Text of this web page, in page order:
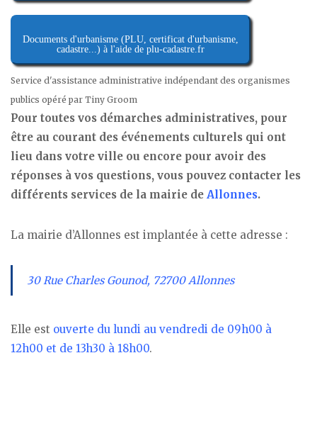
Documents d'urbanisme (PLU, certificat d'urbanisme,
cadastre...) à l'aide de plu-cadastre.fr
Service d'assistance administrative indépendant des organismes
publics opéré par Tiny Groom
Pour toutes vos démarches administratives, pour
être au courant des événements culturels qui ont
lieu dans votre ville ou encore pour avoir des
réponses à vos questions, vous pouvez contacter les
différents services de la mairie de Allonnes.
La mairie d’Allonnes est implantée à cette adresse :
30 Rue Charles Gounod, 72700 Allonnes
Elle est ouverte du lundi au vendredi de 09h00 à
12h00 et de 13h30 à 18h00.